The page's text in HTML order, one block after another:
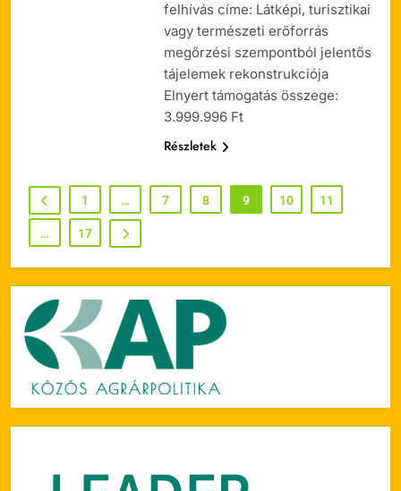
felhívás címe: Látképi, turisztikai
vagy természeti erőforrás
megőrzési szempontból jelentős
tájelemek rekonstrukciója
Elnyert támogatás összege:
3.999.996 Ft
Részletek
1 … 7 8 9 10 11
… 17